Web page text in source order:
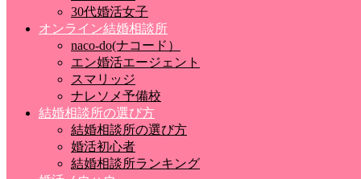
30代婚活女子
オンライン結婚相談所
naco-do(ナコード）
エン婚活エージェント
スマリッジ
ナレソメ予備校
結婚相談所の選び方
結婚相談所の選び方
婚活初心者
結婚相談所ランキング